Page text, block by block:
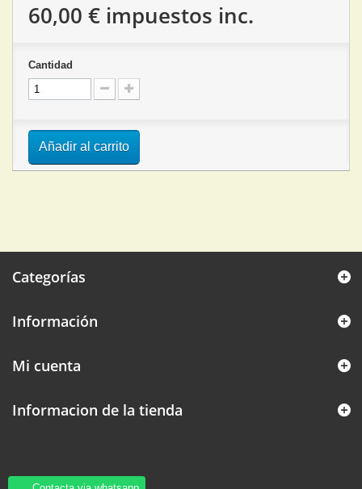
60,00 € impuestos inc.
Cantidad
Añadir al carrito
Categorías
Información
Mi cuenta
Informacion de la tienda